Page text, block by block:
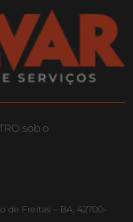
sob o
de Freitas – BA, 42700-